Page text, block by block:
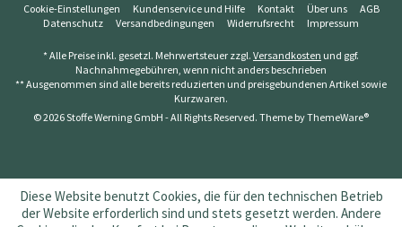
Cookie-Einstellungen Kundenservice und Hilfe Kontakt Über uns
AGB
Datenschutz
Versandbedingungen Widerrufsrecht Impressum
* Alle Preise inkl. gesetzl. Mehrwertsteuer zzgl. Versandkosten und ggf.
Nachnahmegebühren, wenn nicht anders beschrieben
** Ausgenommen sind alle bereits reduzierten und preisgebundenen Artikel sowie
Kurzwaren.
© 2026 Stoffe Werning GmbH - All Rights Reserved. Theme byThemeWare®
Diese Website benutzt Cookies, die für den technischen Betrieb
der Website erforderlich sind und stets gesetzt werden. Andere